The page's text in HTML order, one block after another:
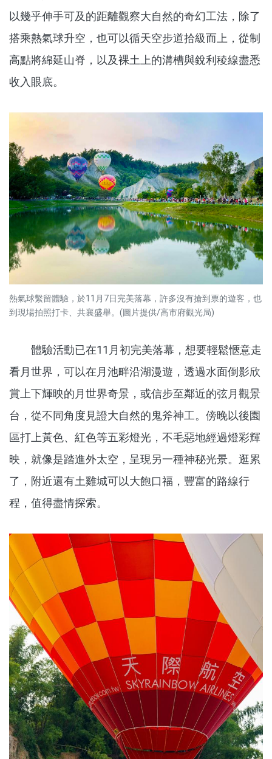
以幾乎伸手可及的距離觀察大自然的奇幻工法，除了
搭乘熱氣球升空，也可以循天空步道拾級而上，從制
高點將綿延山脊，以及裸土上的溝槽與銳利稜線盡悉
收入眼底。
熱氣球繫留體驗，於11月7日完美落幕，許多沒有搶到票的遊客，也
到現場拍照打卡、共襄盛舉。(圖片提供/高市府觀光局)
體驗活動已在11月初完美落幕，想要輕鬆愜意走
看月世界，可以在月池畔沿湖漫遊，透過水面倒影欣
賞上下輝映的月世界奇景，或信步至鄰近的弦月觀景
台，從不同角度見證大自然的鬼斧神工。傍晚以後園
區打上黃色、紅色等五彩燈光，不毛惡地經過燈彩輝
映，就像是踏進外太空，呈現另一種神秘光景。逛累
了，附近還有土雞城可以大飽口福，豐富的路線行
程，值得盡情探索。